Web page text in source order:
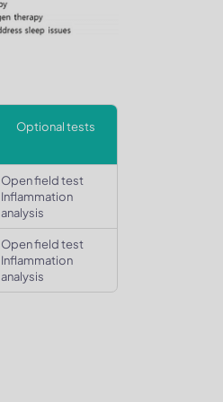
Optional tests
Open field test
Inflammation
analysis
Open field test
Inflammation
analysis